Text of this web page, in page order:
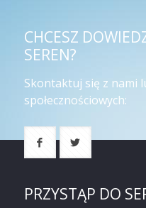
CHCESZ
SEREN?
Skontaktuj się z nami
społecznościowych:
PRZYSTĄP DO